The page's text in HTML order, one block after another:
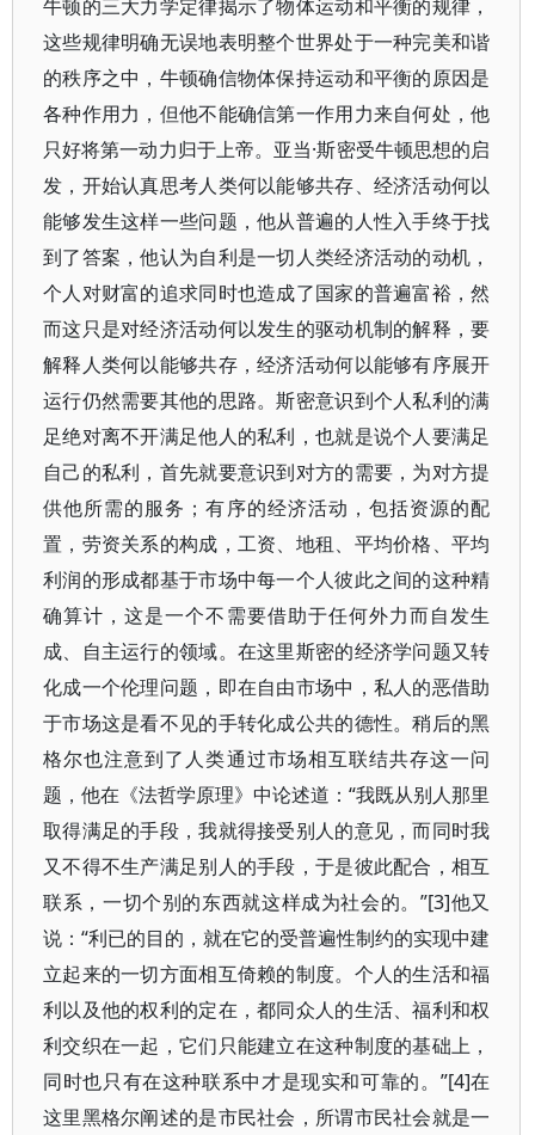
牛顿的三大力学定律揭示了物体运动和平衡的规律，
这些规律明确无误地表明整个世界处于一种完美和谐
的秩序之中，牛顿确信物体保持运动和平衡的原因是
各种作用力，但他不能确信第一作用力来自何处，他
只好将第一动力归于上帝。亚当·斯密受牛顿思想的启
发，开始认真思考人类何以能够共存、经济活动何以
能够发生这样一些问题，他从普遍的人性入手终于找
到了答案，他认为自利是一切人类经济活动的动机，
个人对财富的追求同时也造成了国家的普遍富裕，然
而这只是对经济活动何以发生的驱动机制的解释，要
解释人类何以能够共存，经济活动何以能够有序展开
运行仍然需要其他的思路。斯密意识到个人私利的满
足绝对离不开满足他人的私利，也就是说个人要满足
自己的私利，首先就要意识到对方的需要，为对方提
供他所需的服务；有序的经济活动，包括资源的配
置，劳资关系的构成，工资、地租、平均价格、平均
利润的形成都基于市场中每一个人彼此之间的这种精
确算计，这是一个不需要借助于任何外力而自发生
成、自主运行的领域。在这里斯密的经济学问题又转
化成一个伦理问题，即在自由市场中，私人的恶借助
于市场这是看不见的手转化成公共的德性。稍后的黑
格尔也注意到了人类通过市场相互联结共存这一问
题，他在《法哲学原理》中论述道：“我既从别人那里
取得满足的手段，我就得接受别人的意见，而同时我
又不得不生产满足别人的手段，于是彼此配合，相互
联系，一切个别的东西就这样成为社会的。”[3]他又
说：“利已的目的，就在它的受普遍性制约的实现中建
立起来的一切方面相互倚赖的制度。个人的生活和福
利以及他的权利的定在，都同众人的生活、福利和权
利交织在一起，它们只能建立在这种制度的基础上，
同时也只有在这种联系中才是现实和可靠的。”[4]在
这里黑格尔阐述的是市民社会，所谓市民社会就是一